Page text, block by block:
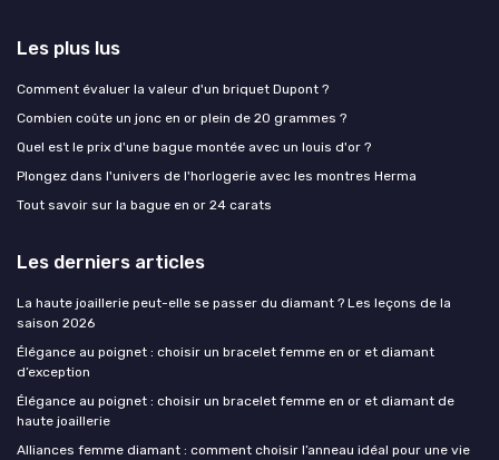
Les plus lus
Comment évaluer la valeur d'un briquet Dupont ?
Combien coûte un jonc en or plein de 20 grammes ?
Quel est le prix d'une bague montée avec un louis d'or ?
Plongez dans l'univers de l'horlogerie avec les montres Herma
Tout savoir sur la bague en or 24 carats
Les derniers articles
La haute joaillerie peut-elle se passer du diamant ? Les leçons de la
saison 2026
Élégance au poignet : choisir un bracelet femme en or et diamant
d’exception
Élégance au poignet : choisir un bracelet femme en or et diamant de
haute joaillerie
Alliances femme diamant : comment choisir l’anneau idéal pour une vie